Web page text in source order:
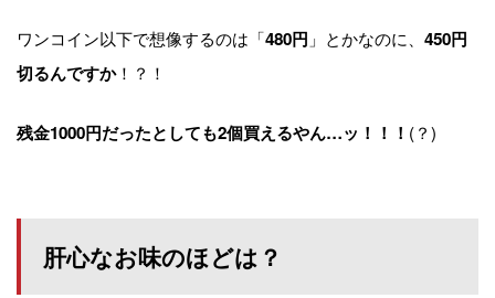
ワンコイン以下で想像するのは「480円 」とかなのに、 450円
切るんですか！？！
残金1000円だったとしても2個買えるやん…ッ！！！ (？)
肝心なお味のほどは？